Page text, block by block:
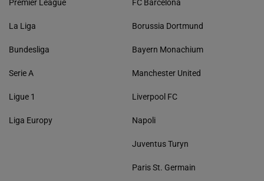
Premier League
La Liga
Bundesliga
Serie A
Ligue 1
Liga Europy
FC Barcelona
Borussia Dortmund
Bayern Monachium
Manchester United
Liverpool FC
Napoli
Juventus Turyn
Paris St. Germain